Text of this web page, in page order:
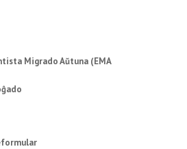
Migrado Aŭtuna (EMA